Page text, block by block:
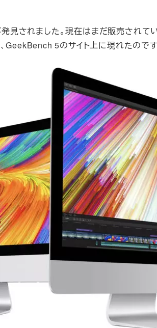
見されました。現在はまだ販売され
GeekBench 5のサイト上に現れたのです